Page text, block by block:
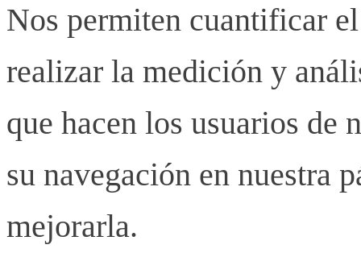
Nos permiten cuantificar
realizar la medición y
que hacen los usuarios de
su navegación en nuestra
mejorarla.